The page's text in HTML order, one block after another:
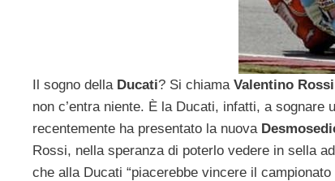
Il sogno della Ducati? Si chiama Valentino Rossi
non c’entra niente. È la Ducati, infatti, a
recentemente ha presentato la nuova
Rossi, nella speranza di poterlo vedere in sella
che alla Ducati “piacerebbe vincere il